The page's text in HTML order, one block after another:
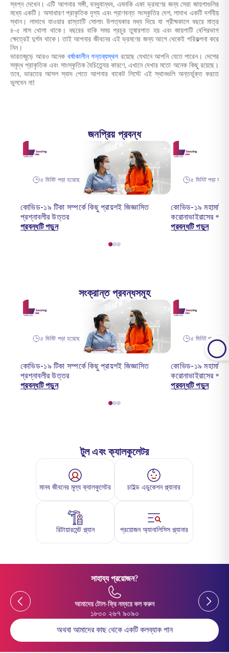
স্বপ্ন দেখেন। এটি আপনার সঙ্গী, বন্ধুবান্ধব, এমনকি একাভ্রমণের জন্য সেরা জায়গাগুলির
মধ্যে একটি। অসাধারণ প্রাকৃতিক দৃশ্য এবং প্রাণবন্ত সংস্কৃতির দেশ, লাদাখ একটি দর্শনীয়
স্থান। লাদাখে যাওয়ার রাস্তাটি সোলাং উপত্যকার মধ্য দিয়ে যা গ্রীষ্মকালে বছরে মাত্র
৪-৫ মাস খোলা থাকে। বছরের বাকি সময় প্রচুর তুষারপাত হয় এবং জায়গাটি বেশিরভাগ
ক্ষেত্রেই দুর্গম থাকে। তাই আপনার জীবনের এই ভ্রমণের জন্য আগে থেকেই পরিকল্পনা করে
নিন।
ভারতজুড়ে আরও অনেক বর্ষাকালীন গন্তব্যস্থল রয়েছে যেখানে আপনি যেতে পারেন। দেশের
সমৃদ্ধ প্রাকৃতিক এবং সাংস্কৃতিক বৈচিত্র্যের কারণে, এখানে দেখার মতো অনেক কিছু রয়েছে।
তবে, ভারতের আসল স্বাদ পেতে আপনার বাকেট লিস্টে এই স্থানগুলি অন্তর্ভুক্ত করতে
ভুলবেন না!
জনপ্রিয় প্রবন্ধ
৫ মিনিট পড়া হয়েছে
কোভিড-১৯ টিকা সম্পর্কে কিছু প্রায়শই জিজ্ঞাসিত
প্রশ্নাবলীর উত্তর
প্রবন্ধটি পড়ুন
৫ মিনিট পড়া
কোভিড-১৯ মহামারী:
করোনাভাইরাসের
প্রবন্ধটি পড়ুন
সংক্রান্ত প্রবন্ধসমূহ
৫ মিনিট পড়া হয়েছে
কোভিড-১৯ টিকা সম্পর্কে কিছু প্রায়শই জিজ্ঞাসিত
প্রশ্নাবলীর উত্তর
প্রবন্ধটি পড়ুন
৫ মিনিট পড়া
কোভিড-১৯ মহামারী:
করোনাভাইরাসের
প্রবন্ধটি পড়ুন
টুল এবং ক্যালকুলেটর
মানব জীবনের মূল্য ক্যালকুলেটর চাইল্ড এডুকেশন প্ল্যানার
রিটায়ারমেন্ট প্ল্যান প্রয়োজন অ্যানালিসিস প্ল্যানার
সাহায্য প্রয়োজন?
Previous
আমাদের টোল-ফ্রি নম্বরে কল করুন
১৮০০ ২৬৭ ৯০৯০
Previous
অথবা আমাদের কাছ থেকে একটি কলব্যাক পান